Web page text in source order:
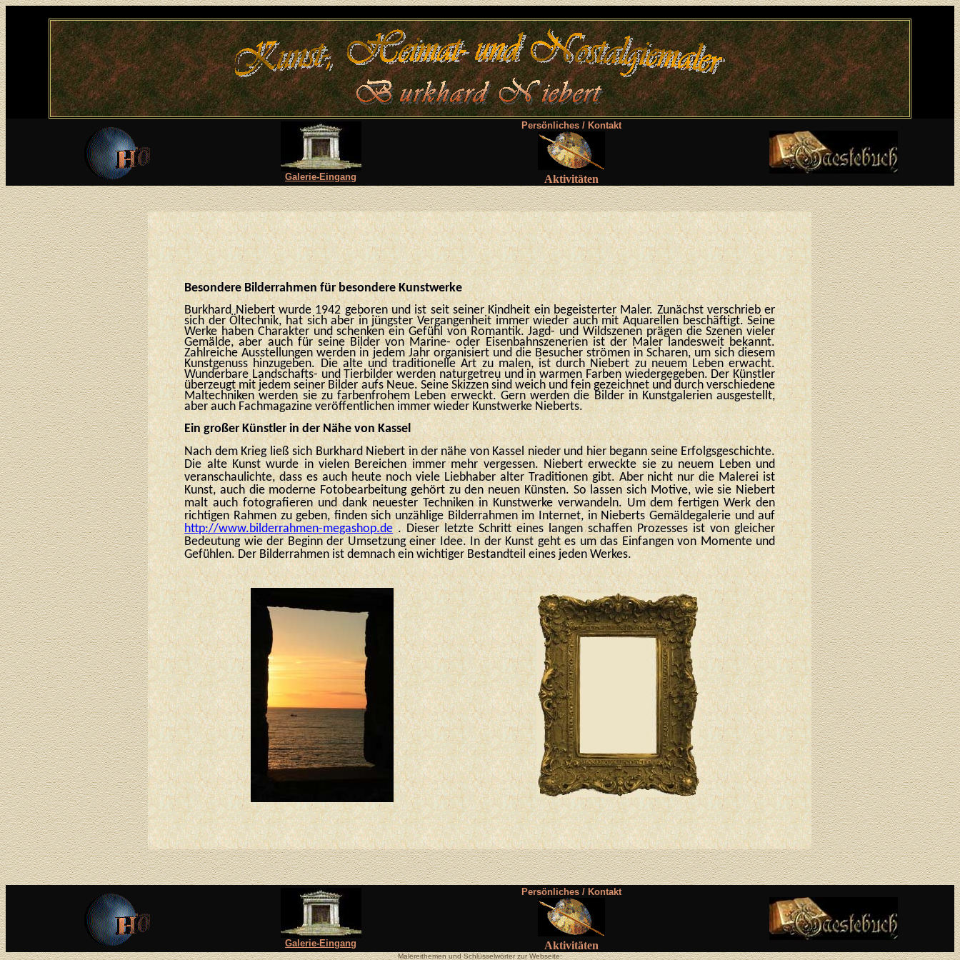
Galerie-Eingang
Persönliches / Kontakt
Aktivitäten
Besondere Bilderrahmen für besondere Kunstwerke
Burkhard Niebert wurde 1942 geboren und ist seit seiner Kindheit ein begeisterter Maler. Zunächst verschrieb er
sich der Öltechnik, hat sich aber in jüngster Vergangenheit immer wieder auch mit Aquarellen beschäftigt. Seine
Werke haben Charakter und schenken ein Gefühl von Romantik. Jagd- und Wildszenen prägen die Szenen vieler
Gemälde, aber auch für seine Bilder von Marine- oder Eisenbahnszenerien ist der Maler landesweit bekannt.
Zahlreiche Ausstellungen werden in jedem Jahr organisiert und die Besucher strömen in Scharen, um sich diesem
Kunstgenuss hinzugeben. Die alte und traditionelle Art zu malen, ist durch Niebert zu neuem Leben erwacht.
Wunderbare Landschafts- und Tierbilder werden naturgetreu und in warmen Farben wiedergegeben. Der Künstler
überzeugt mit jedem seiner Bilder aufs Neue. Seine Skizzen sind weich und fein gezeichnet und durch verschiedene
Maltechniken werden sie zu farbenfrohem Leben erweckt. Gern werden die Bilder in Kunstgalerien ausgestellt,
aber auch Fachmagazine veröffentlichen immer wieder Kunstwerke Nieberts.
Ein großer Künstler in der Nähe von Kassel
Nach dem Krieg ließ sich Burkhard Niebert in der nähe von Kassel nieder und hier begann seine Erfolgsgeschichte.
Die alte Kunst wurde in vielen Bereichen immer mehr vergessen. Niebert erweckte sie zu neuem Leben und
veranschaulichte, dass es auch heute noch viele Liebhaber alter Traditionen gibt. Aber nicht nur die Malerei ist
Kunst, auch die moderne Fotobearbeitung gehört zu den neuen Künsten. So lassen sich Motive, wie sie Niebert
malt auch fotografieren und dank neuester Techniken in Kunstwerke verwandeln. Um dem fertigen Werk den
richtigen Rahmen zu geben, finden sich unzählige Bilderrahmen im Internet, in Nieberts Gemäldegalerie und auf
http://www.bilderrahmen-megashop.de. Dieser letzte Schritt eines langen schaffen Prozesses ist von gleicher
Bedeutung wie der Beginn der Umsetzung einer Idee. In der Kunst geht es um das Einfangen von Momente und
Gefühlen. Der Bilderrahmen ist demnach ein wichtiger Bestandteil eines jeden Werkes.
Galerie-Eingang
Persönliches / Kontakt
Aktivitäten
Malereithemen und Schlüsselwörter zur Webseite: